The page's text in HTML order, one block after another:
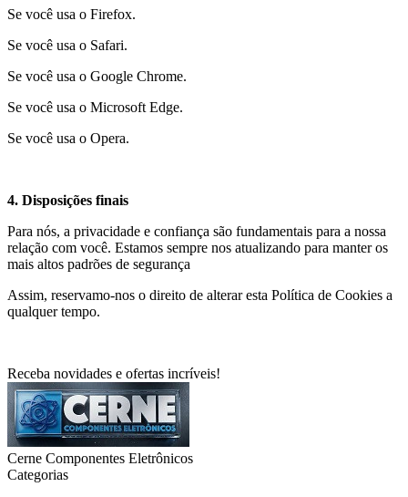
Se você usa o Firefox.
Se você usa o Safari.
Se você usa o Google Chrome.
Se você usa o Microsoft Edge.
Se você usa o Opera.
4. Disposições finais
Para nós, a privacidade e confiança são fundamentais para a nossa
relação com você. Estamos sempre nos atualizando para manter os
mais altos padrões de segurança
Assim, reservamo-nos o direito de alterar esta Política de Cookies a
qualquer tempo.
Receba novidades e ofertas incríveis!
Cerne Componentes Eletrônicos
Categorias